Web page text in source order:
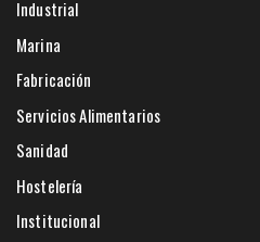
Industrial
Marina
Fabricación
Servicios Alimentarios
Sanidad
Hostelería
Institucional